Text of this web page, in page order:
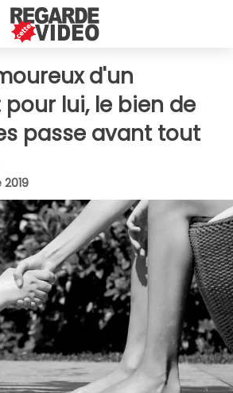
d'un
pour lui, le bien de
passe avant tout